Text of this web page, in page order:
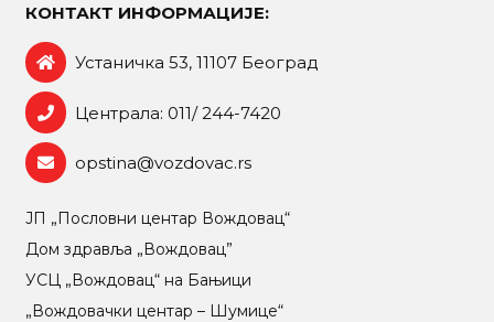
КОНТАКТ ИНФОРМАЦИЈЕ:
Устаничка 53, 11107 Београд
Централа: 011/ 244-7420
opstina@vozdovac.rs
ЈП „Пословни центар Вождовац“
Дом здравља „Вождовац”
УСЦ „Вождовац“ на Бањици
„Вождовачки центар – Шумице“